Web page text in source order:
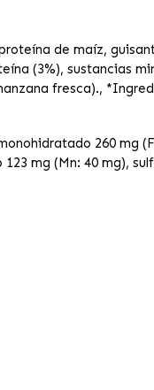
de maíz,
(3%), sustancias
fresca).,
260 mg
mg (Mn: 40 mg),